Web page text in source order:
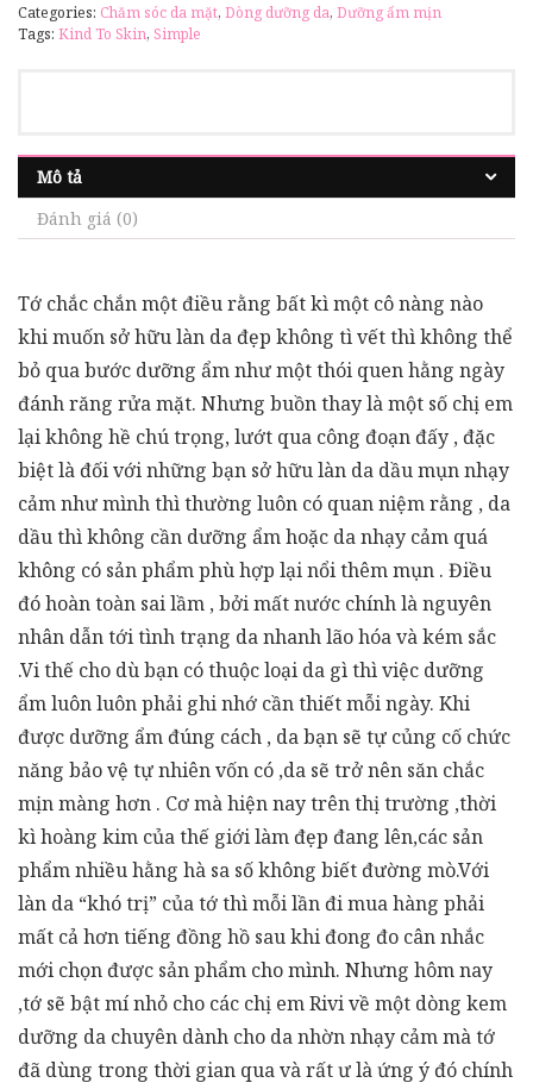
Categories: Chăm sóc da mặt, Dòng dưỡng da, Dưỡng ẩm mịn
Tags: Kind To Skin, Simple
Mô tả
Đánh giá (0)
Tớ chắc chắn một điều rằng bất kì một cô nàng nào
khi muốn sở hữu làn da đẹp không tì vết thì không thể
bỏ qua bước dưỡng ẩm như một thói quen hằng ngày
đánh răng rửa mặt. Nhưng buồn thay là một số chị em
lại không hề chú trọng, lướt qua công đoạn đấy , đặc
biệt là đối với những bạn sở hữu làn da dầu mụn nhạy
cảm như mình thì thường luôn có quan niệm rằng , da
dầu thì không cần dưỡng ẩm hoặc da nhạy cảm quá
không có sản phẩm phù hợp lại nổi thêm mụn . Điều
đó hoàn toàn sai lầm , bởi mất nước chính là nguyên
nhân dẫn tới tình trạng da nhanh lão hóa và kém sắc
.Vi thế cho dù bạn có thuộc loại da gì thì việc dưỡng
ẩm luôn luôn phải ghi nhớ cần thiết mỗi ngày. Khi
được dưỡng ẩm đúng cách , da bạn sẽ tự củng cố chức
năng bảo vệ tự nhiên vốn có ,da sẽ trở nên săn chắc
mịn màng hơn . Cơ mà hiện nay trên thị trường ,thời
kì hoàng kim của thế giới làm đẹp đang lên,các sản
phẩm nhiều hằng hà sa số không biết đường mò.Với
làn da “khó trị” của tớ thì mỗi lần đi mua hàng phải
mất cả hơn tiếng đồng hồ sau khi đong đo cân nhắc
mới chọn được sản phẩm cho mình. Nhưng hôm nay
,tớ sẽ bật mí nhỏ cho các chị em Rivi về một dòng kem
dưỡng da chuyên dành cho da nhờn nhạy cảm mà tớ
đã dùng trong thời gian qua và rất ư là ứng ý đó chính